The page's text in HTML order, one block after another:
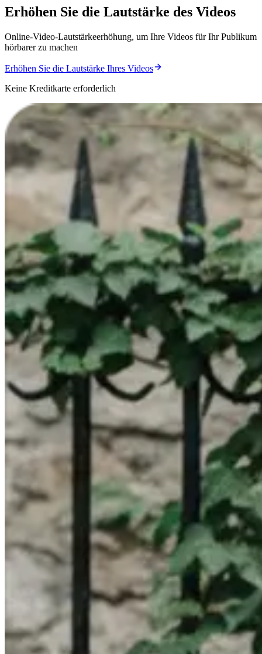
Erhöhen Sie die Lautstärke des Videos
Online-Video-Lautstärkeerhöhung, um Ihre Videos für Ihr Publikum
hörbarer zu machen
Erhöhen Sie die Lautstärke Ihres Videos
Keine Kreditkarte erforderlich